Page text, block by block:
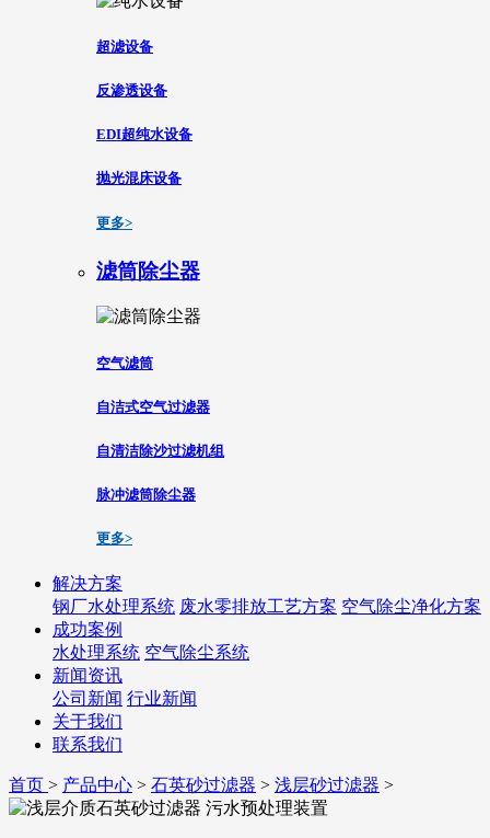
超滤设备
反渗透设备
EDI超纯水设备
抛光混床设备
更多>
滤筒除尘器
空气滤筒
自洁式空气过滤器
自清洁除沙过滤机组
脉冲滤筒除尘器
更多>
解决方案
钢厂水处理系统 废水零排放工艺方案 空气除尘净化方案
成功案例
水处理系统 空气除尘系统
新闻资讯
公司新闻 行业新闻
关于我们
联系我们
首页 > 产品中心 > 石英砂过滤器 > 浅层砂过滤器 >